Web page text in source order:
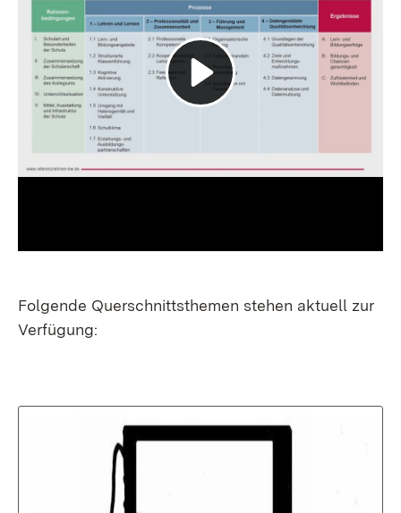
Folgende Querschnittsthemen stehen aktuell zur
Verfügung: